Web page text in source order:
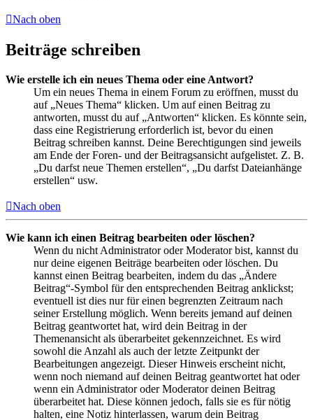
Nach oben
Beiträge schreiben
Wie erstelle ich ein neues Thema oder eine Antwort?
Um ein neues Thema in einem Forum zu eröffnen, musst du
auf „Neues Thema“ klicken. Um auf einen Beitrag zu
antworten, musst du auf „Antworten“ klicken. Es könnte sein,
dass eine Registrierung erforderlich ist, bevor du einen
Beitrag schreiben kannst. Deine Berechtigungen sind jeweils
am Ende der Foren- und der Beitragsansicht aufgelistet. Z. B.
„Du darfst neue Themen erstellen“, „Du darfst Dateianhänge
erstellen“ usw.
Nach oben
Wie kann ich einen Beitrag bearbeiten oder löschen?
Wenn du nicht Administrator oder Moderator bist, kannst du
nur deine eigenen Beiträge bearbeiten oder löschen. Du
kannst einen Beitrag bearbeiten, indem du das „Ändere
Beitrag“-Symbol für den entsprechenden Beitrag anklickst;
eventuell ist dies nur für einen begrenzten Zeitraum nach
seiner Erstellung möglich. Wenn bereits jemand auf deinen
Beitrag geantwortet hat, wird dein Beitrag in der
Themenansicht als überarbeitet gekennzeichnet. Es wird
sowohl die Anzahl als auch der letzte Zeitpunkt der
Bearbeitungen angezeigt. Dieser Hinweis erscheint nicht,
wenn noch niemand auf deinen Beitrag geantwortet hat oder
wenn ein Administrator oder Moderator deinen Beitrag
überarbeitet hat. Diese können jedoch, falls sie es für nötig
halten, eine Notiz hinterlassen, warum dein Beitrag